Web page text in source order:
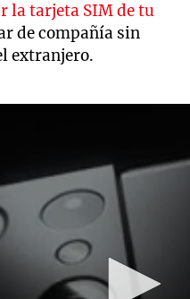
la tarjeta SIM de tu
de compañía sin
extranjero.